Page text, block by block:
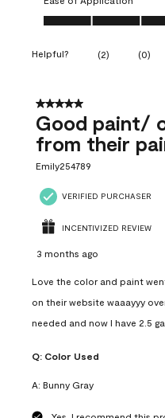
Ease of Application, 5.0
Helpful? (2) (0)
5 out of 5 stars.
Good paint/
from their
Emily254789
VERIFIED PURCHASER
INCENTIVIZED REVIEW
3 months ago
Love the color and paint
on their website waaayyy
needed and now I have 2.5
Q: Color Used
A: Bunny Gray